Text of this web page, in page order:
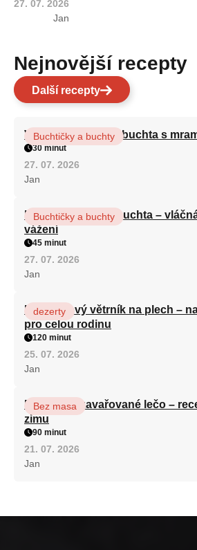
27. 07. 2026
Jan
Nejnovější recepty
Další recepty
Vláčná olejová litá buchta s
Buchtičky a buchty
30 minut
27. 07. 2026
Jan
Hrnková maková buchta –
vážení
Buchtičky a buchty
45 minut
27. 07. 2026
Jan
Karamelový větrník na plech –
pro celou rodinu
dezerty
120 minut
25. 07. 2026
Jan
Babiččino zavařované lečo –
zimu
Bez masa
90 minut
21. 07. 2026
Jan